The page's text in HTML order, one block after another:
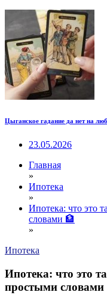
Цыганское гадание да нет на
23.05.2026
Главная
»
Ипотека
»
Ипотека: что это
словами 🏦
»
Ипотека
Ипотека: что это
простыми словами